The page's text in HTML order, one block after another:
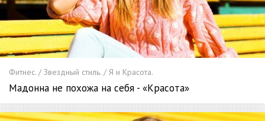
Фитнес. / Звездный стиль. / Я и Красота.
Мадонна не похожа на себя - «Красота»